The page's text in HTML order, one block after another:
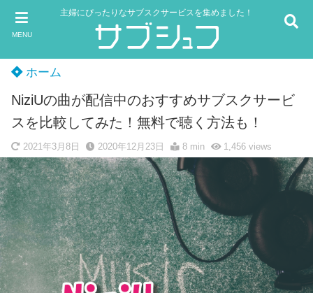
MENU
主婦にぴったりなサブスクサービスを集めました！
ホーム
NiziUの曲が配信中のおすすめサブスクサービ
スを比較してみた！無料で聴く方法も！
2021年3月8日 2020年12月23日 8 min 1,456views